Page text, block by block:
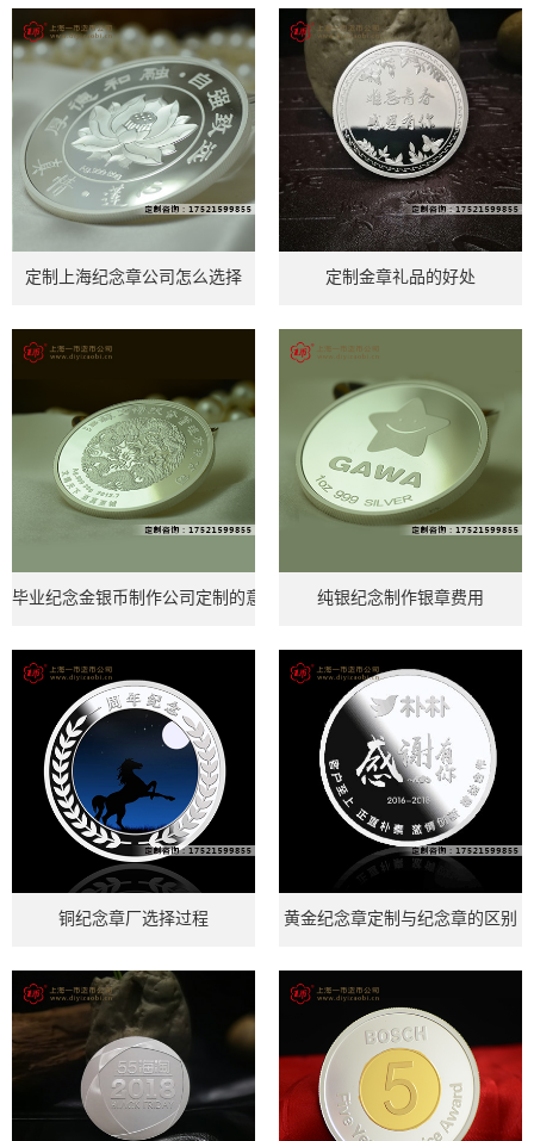
定制上海纪念章公司怎么选择 定制金章礼品的好处
毕业纪念金银币制作公司定制的意义 纯银纪念制作银章费用
铜纪念章厂选择过程 黄金纪念章定制与纪念章的区别